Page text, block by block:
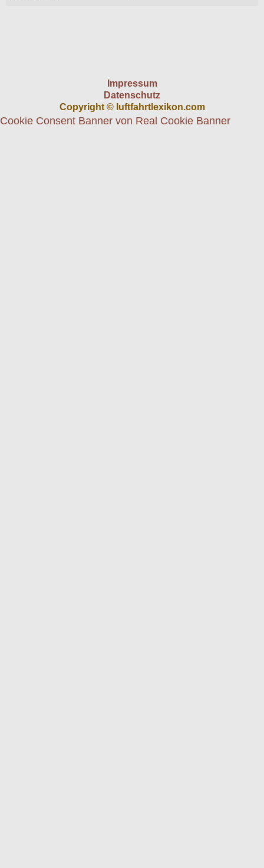
Impressum
Datenschutz
Copyright © luftfahrtlexikon.com
Cookie Consent Banner von Real Cookie Banner